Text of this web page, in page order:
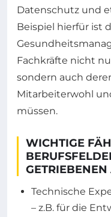
Datenschutz und
Beispiel hierfür ist
Fachkräfte nicht
sondern auch
Mitarbeiterwohl
müssen.
WICHTIGE
Technische
– z.B. für die